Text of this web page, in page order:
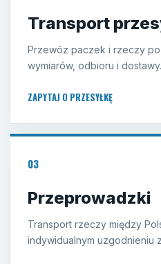
Transport
Przewóz paczek i rzeczy
wymiarów, odbioru i dostawy.
ZAPYTAJ O PRZESYŁKĘ
03
Przeprowadzki
Transport rzeczy między
indywidualnym uzgodnieniu